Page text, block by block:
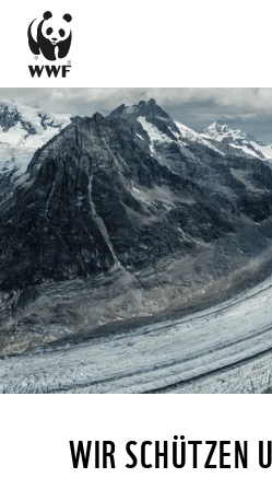
Direkt
zum
Inhalt
WIR SCHÜTZEN